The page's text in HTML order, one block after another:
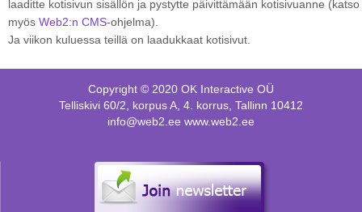
laaditte kotisivun sisällön ja pystytte päivittämään kotisivuanne (katso
myös Web2:n CMS-ohjelma).
Ja viikon kuluessa teillä on laadukkaat kotisivut.
Copyright © 2020 OK Interactive OÜ
Telliskivi 60/2, korpus A, 4. korrus, Tallinn 10412
info@web2.ee www.web2.ee